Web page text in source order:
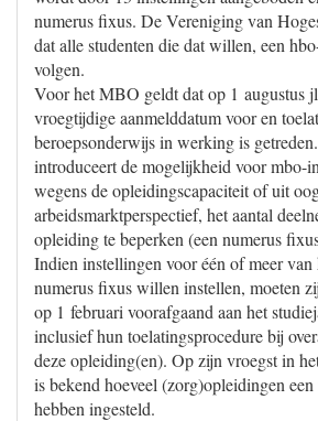
numerus fixus. De Vereniging van
dat alle studenten die dat willen, een
volgen.
Voor het MBO geldt dat op 1 augustus
vroegtijdige aanmelddatum voor en
beroepsonderwijs in werking is
introduceert de mogelijkheid voor mbo-
wegens de opleidingscapaciteit of uit
arbeidsmarktperspectief, het aantal
opleiding te beperken (een numerus
Indien instellingen voor één of meer
numerus fixus willen instellen, moeten
op 1 februari voorafgaand aan het
inclusief hun toelatingsprocedure bij
deze opleiding(en). Op zijn vroegst in
is bekend hoeveel (zorg)opleidingen
hebben ingesteld.